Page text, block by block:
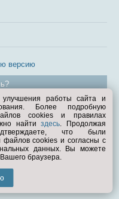
версию
работы сайта и
Более подробную
cookies и правилах
найтиздесь. Продолжая
что были
cookies и согласны с
данных. Вы можете
браузера.